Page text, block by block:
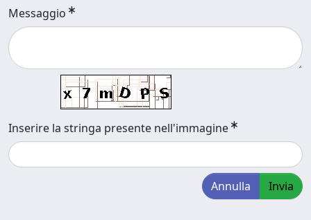
Messaggio
Inserire la stringa presente nell'immagine
Annulla Invia